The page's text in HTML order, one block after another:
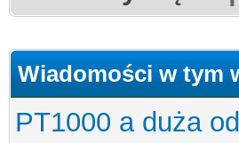
Wiadomości w tym
PT1000 a duża